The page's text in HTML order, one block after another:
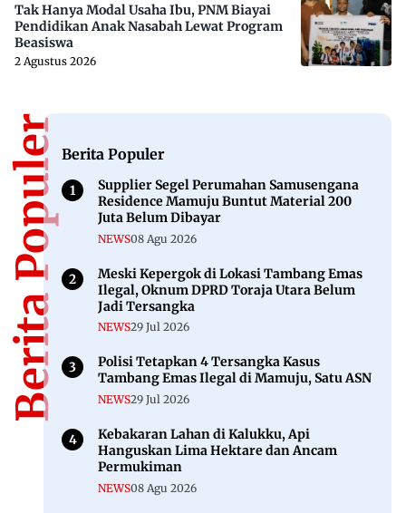
Tak Hanya Modal Usaha Ibu, PNM Biayai
Pendidikan Anak Nasabah Lewat Program
Beasiswa
2 Agustus 2026
Berita PopulerBerita Populer
Supplier Segel Perumahan Samusengana
Residence Mamuju Buntut Material 200
Juta Belum Dibayar
NEWS08 Agu 2026
Meski Kepergok di Lokasi Tambang Emas
Ilegal, Oknum DPRD Toraja Utara Belum
Jadi Tersangka
NEWS29 Jul 2026
Polisi Tetapkan 4 Tersangka Kasus
Tambang Emas Ilegal di Mamuju, Satu ASN
NEWS29 Jul 2026
Kebakaran Lahan di Kalukku, Api
Hanguskan Lima Hektare dan Ancam
Permukiman
NEWS08 Agu 2026